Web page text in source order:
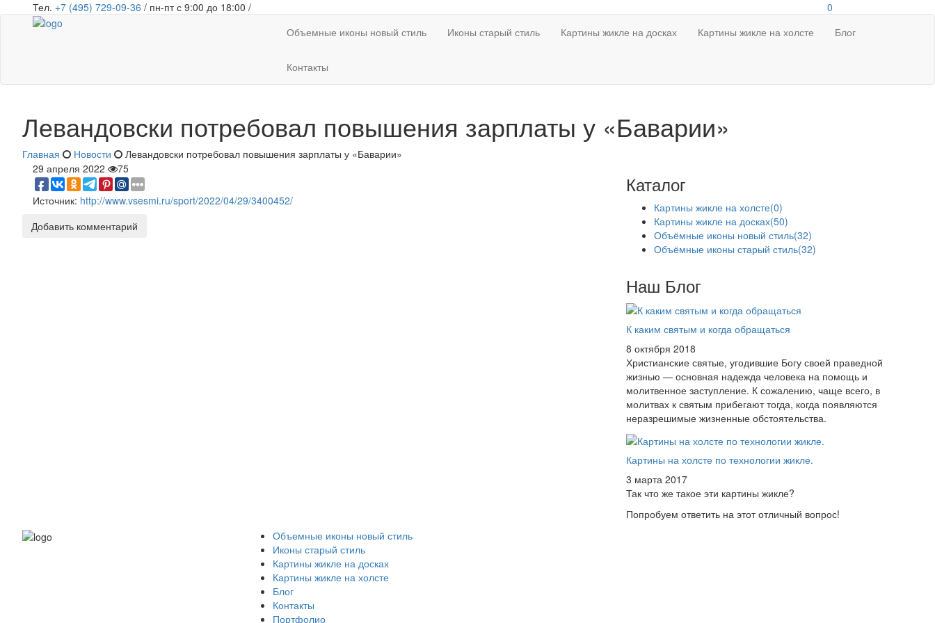
Тел. +7 (495) 729-09-36 / пн-пт с 9:00 до 18:00 /
0
Объемные иконы новый стиль
Иконы старый стиль Картины жикле на досках Картины жикле на холсте Блог
Контакты
Левандовски потребовал повышения зарплаты у «Баварии»
Главная Новости
Левандовски потребовал повышения зарплаты у «Баварии»
29 апреля 2022
75
Источник: http://www.vsesmi.ru/sport/2022/04/29/3400452/
Добавить комментарий
Каталог
Картины жикле на холсте(0)
Картины жикле на досках(50)
Объёмные иконы новый стиль(32)
Объёмные иконы старый стиль(32)
Наш Блог
К каким святым и когда обращаться
8 октября 2018
Христианские святые, угодившие Богу своей праведной
жизнью — основная надежда человека на помощь и
молитвенное заступление. К сожалению, чаще всего, в
молитвах к святым прибегают тогда, когда появляются
неразрешимые жизненные обстоятельства.
Картины на холсте по технологии жикле.
3 марта 2017
Так что же такое эти картины жикле?
Попробуем ответить на этот отличный вопрос!
Объемные иконы новый стиль
Иконы старый стиль
Картины жикле на досках
Картины жикле на холсте
Блог
Контакты
Портфолио